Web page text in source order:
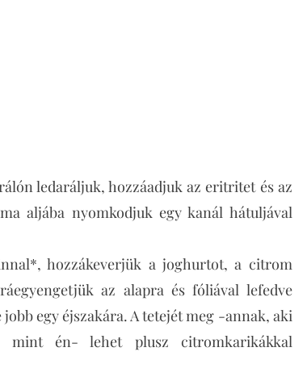
ledaráljuk, hozzáadjuk az eritritet és az
aljába nyomkodjuk egy kanál hátuljával
hozzákeverjük a joghurtot, a citrom
az alapra és fóliával lefedve
egy éjszakára. A tetejét meg -annak, aki
mint én- lehet plusz citromkarikákkal